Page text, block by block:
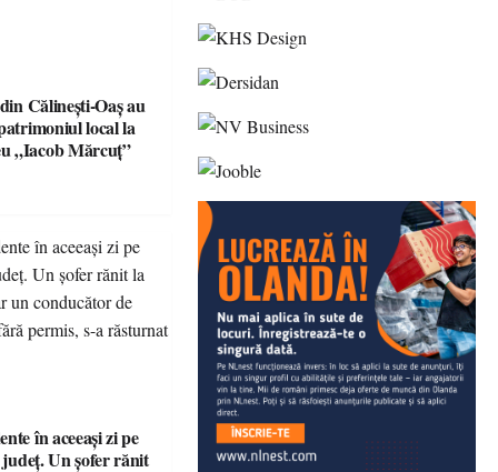
Călinești-Oaș au
local la
„Iacob Mărcuț”
în aceeași zi pe
județ. Un șofer rănit